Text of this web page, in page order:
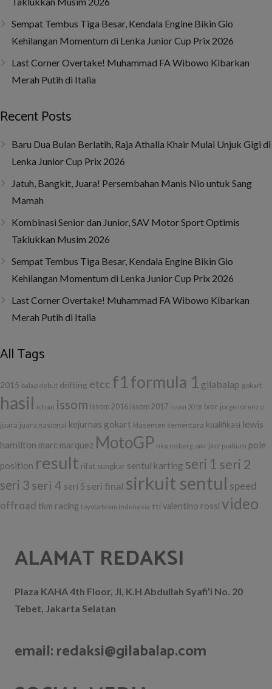
Sempat Tembus Tiga Besar, Kendala Engine Bikin Gio
Kehilangan Momentum di Lenka Junior Cup Prix 2026
Last Corner Overtake! Muhammad FA Wibowo Kibarkan
Merah Putih di Italia
Recent Posts
Baru Dua Bulan Berlatih, Raja Athalla Khair Mulai Unjuk Gigi di
Lenka Junior Cup Prix 2026
Jatuh, Bangkit, Juara! Persembahan Manis Nio untuk Sang
Mamah
Kombinasi Senior dan Junior, SAV Motor Sport Optimis
Taklukkan Musim 2026
Sempat Tembus Tiga Besar, Kendala Engine Bikin Gio
Kehilangan Momentum di Lenka Junior Cup Prix 2026
Last Corner Overtake! Muhammad FA Wibowo Kibarkan
Merah Putih di Italia
All Tags
2015 balap debut drifting etcc f1formula 1 gilabalap gokart
hasil ichan issom issom 2016 issom 2017 issom 2018 ixor jorge lorenzo
juara juara nasional kejurnas gokart klasemen sementara kualifikasi lewis
hamilton marc marquez MotoGP nico rosberg omr jazz podium pole
position result rifat sungkar sentul karting seri 1 seri 2
seri 3 seri 4 seri 5 seri final sirkuit sentul speed
offroad tkm racing toyota team indonesia tti valentino rossi video
ALAMAT REDAKSI
Plaza KAHA 4th Floor, Jl, K.H Abdullah Syafi’i No. 20
Tebet, Jakarta Selatan
email: redaksi@gilabalap.com